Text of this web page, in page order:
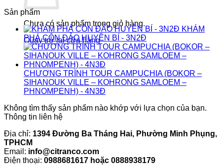
Chưa có sản phẩm trong giỏ hàng.
Quay trở lại cửa hàng
Sản phẩm
KHÁM
PHÁ CÔN ĐẢO HUYỀN BÍ - 3N2Đ
CHƯƠNG TRÌNH TOUR CAMPUCHIA (BOKOR –
SIHANOUK VILLE – KOHRONG SAMLOEM –
PHNOMPENH) - 4N3Đ
Không tìm thấy sản phẩm nào khớp với lựa chọn của bạn.
Thông tin liên hệ
Địa chỉ: 1394 Đường Ba Tháng Hai, Phường Minh Phụng,
TPHCM
Email: info@citranco.com
Điện thoại: 0988681617 hoặc 0888938179